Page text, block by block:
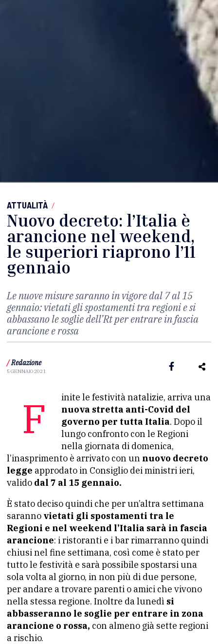
ATTUALITÀ /
Nuovo decreto: l’Italia è
arancione nel weekend,
le superiori riaprono l’11
gennaio
Le nuove misure saranno in vigore dal 7 al 15
gennaio: vietati gli spostamenti tra regioni e si
abbassano le soglie dell’Rt per entrare in fascia
arancione e rossa
/ Redazione
5 GENNAIO 2021
Finite le festività natalizie, arriva una
nuova stretta anti-Covid del
governo per tutta Italia. Dopo il
lungo confronto con le Regioni
nella giornata di domenica,
l’inasprimento è arrivato con un nuovo decreto
legge approdato in Consiglio dei ministri ieri,
valido dal 7 al 15 gennaio.
È stato deciso quindi che per un’altra settimana
saranno vietati gli spostamenti tra le
Regioni e nel weekend l’Italia sarà in fascia
arancione: i ristoranti e i bar rimarranno quindi
chiusi nel fine settimana, così come è stato per
tutto le festività e sarà possibile spostarsi una
sola volta al giorno, in non più di due persone,
per andare a trovare parenti o amici che vivono
nella stessa regione. Inoltre da lunedì si
abbasseranno le soglie per entrare in zona
arancione o rossa, con almeno già sette regioni
a rischio.